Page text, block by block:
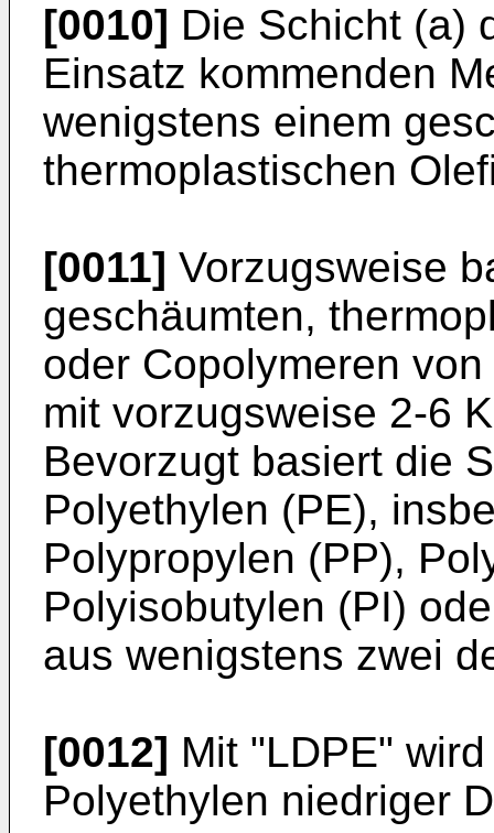
[0010] Die Schicht (a)
Einsatz kommenden
wenigstens einem
thermoplastischen
[0011] Vorzugsweise
geschäumten,
oder Copolymeren
mit vorzugsweise 2-6
Bevorzugt basiert die
Polyethylen (PE),
Polypropylen (PP),
Polyisobutylen (PI)
aus wenigstens zwei
[0012] Mit "LDPE"
Polyethylen niedriger